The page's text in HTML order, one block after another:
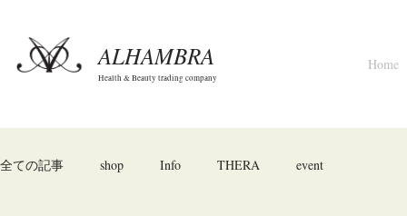
ALHAMBRA
Health & Beauty trading company
Home
全ての記事 shop Info THERA event